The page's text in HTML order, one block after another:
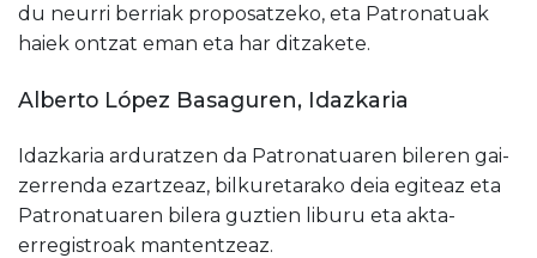
du neurri berriak proposatzeko, eta Patronatuak
haiek ontzat eman eta har ditzakete.
Alberto López Basaguren, Idazkaria
Idazkaria arduratzen da Patronatuaren bileren gai-
zerrenda ezartzeaz, bilkuretarako deia egiteaz eta
Patronatuaren bilera guztien liburu eta akta-
erregistroak mantentzeaz.